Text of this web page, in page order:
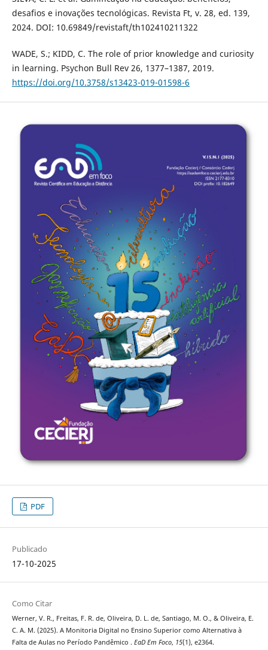
desafios e inovações tecnológicas. Revista Ft, v. 28, ed. 139,
2024. DOI: 10.69849/revistaft/th102410211322
WADE, S.; KIDD, C. The role of prior knowledge and curiosity
in learning. Psychon Bull Rev 26, 1377–1387, 2019.
https://doi.org/10.3758/s13423-019-01598-6
PDF
Publicado
17-10-2025
Como Citar
Werner, V. R., Freitas, F. R. de, Oliveira, D. L. de, Santiago, M. O., & Oliveira, E.
C. A. M. (2025). A Monitoria Digital no Ensino Superior como Alternativa à
Falta de Aulas no Período Pandêmico . EaD Em Foco, 15(1), e2364.